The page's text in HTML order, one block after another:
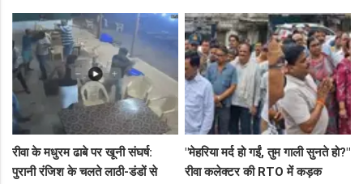
जारी!"
रीवा के मधुरम ढाबे पर खूनी संघर्ष:
पुरानी रंजिश के चलते लाठी-डंडों से
"मेहरिया मर्द हो गईं, तुम गाली सुनते हो?"
रीवा कलेक्टर की RTO में कड़क